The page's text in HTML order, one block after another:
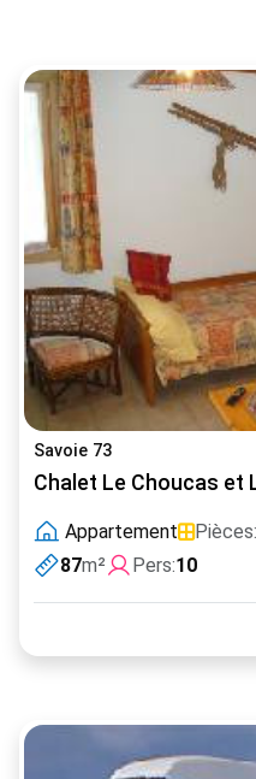
Savoie 73
Chalet Le Choucas et
Appartement Pièces:
87m² Pers:10